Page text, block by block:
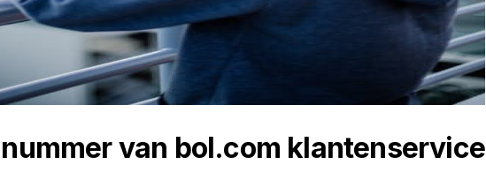
van bol.com klantenservice